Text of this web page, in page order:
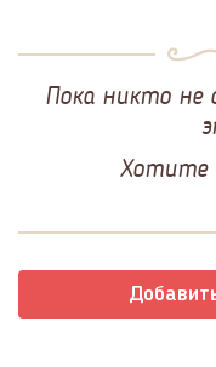
Пока никто не
Хотите